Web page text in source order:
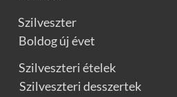
Szilveszter
Boldog új évet
Szilveszteri ételek
Szilveszteri desszertek